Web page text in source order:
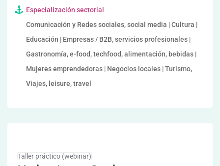
Especialización sectorial
Comunicación y Redes sociales, social media | Cultura |
Educación | Empresas / B2B, servicios profesionales |
Gastronomía, e-food, techfood, alimentación, bebidas |
Mujeres emprendedoras | Negocios locales | Turismo,
Viajes, leisure, travel
Taller práctico (webinar)